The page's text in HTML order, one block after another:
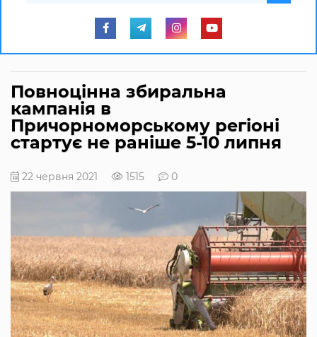
Повноцінна збиральна
кампанія в
Причорноморському регіоні
стартує не раніше 5-10 липня
22 червня 2021 1515 0